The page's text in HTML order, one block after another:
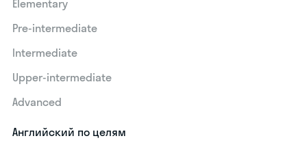
Elementary
Pre-intermediate
Intermediate
Upper-intermediate
Advanced
Английский по целям